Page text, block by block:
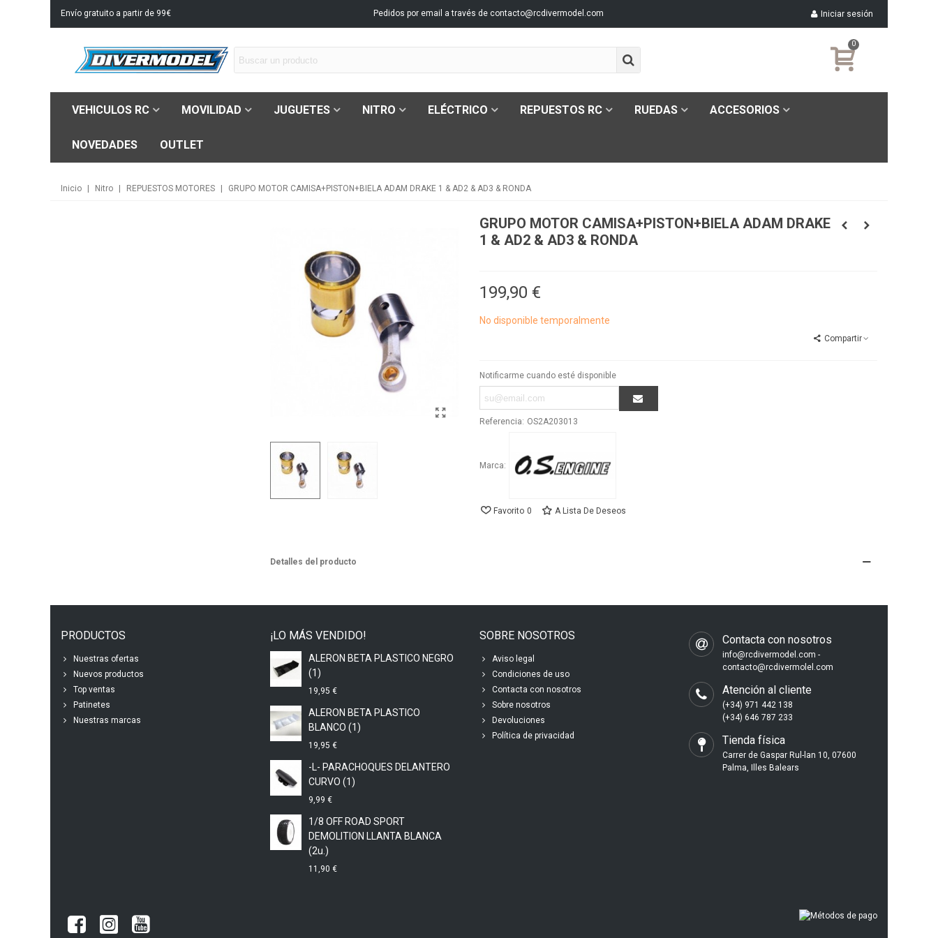
Envío gratuito a partir de 99€ Pedidos por email a través de contacto@rcdivermodel.com Iniciar sesión
0
VEHICULOS RC MOVILIDAD JUGUETES NITRO ELÉCTRICO REPUESTOS RC RUEDAS ACCESORIOS
NOVEDADES OUTLET
Inicio Nitro REPUESTOS MOTORES GRUPO MOTOR CAMISA+PISTON+BIELA ADAM DRAKE 1 & AD2 & AD3 & RONDA
GRUPO MOTOR CAMISA+PISTON+BIELA ADAM DRAKE
1 & AD2 & AD3 & RONDA
199,90 €
No disponible temporalmente
Compartir
Notificarme cuando esté disponible
Referencia: OS2A203013
Marca:
Favorito 0 A Lista De Deseos
Detalles del producto
PRODUCTOS
Nuestras ofertas
Nuevos productos
Top ventas
Patinetes
Nuestras marcas
¡LO MÁS VENDIDO!
ALERON BETA PLASTICO NEGRO
(1)
19,95 €
ALERON BETA PLASTICO
BLANCO (1)
19,95 €
-L- PARACHOQUES DELANTERO
CURVO (1)
9,99 €
1/8 OFF ROAD SPORT
DEMOLITION LLANTA BLANCA
(2u.)
11,90 €
SOBRE NOSOTROS
Aviso legal
Condiciones de uso
Contacta con nosotros
Sobre nosotros
Devoluciones
Política de privacidad
Contacta con nosotros
info@rcdivermodel.com -
contacto@rcdivermolel.com
Atención al cliente
(+34) 971 442 138
(+34) 646 787 233
Tienda física
Carrer de Gaspar Rul-lan 10, 07600
Palma, Illes Balears